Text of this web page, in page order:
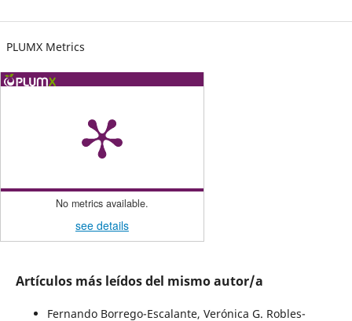
PLUMX Metrics
No metrics available.
see details
Artículos más leídos del mismo autor/a
Fernando Borrego-Escalante, Verónica G. Robles-